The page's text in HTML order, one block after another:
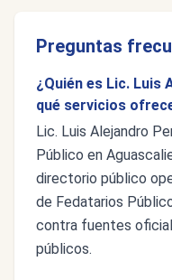
Preguntas
¿Quién es Lic. Luis
qué servicios
Lic. Luis Alejandro
Público en
directorio público
de Fedatarios
contra fuentes
públicos.